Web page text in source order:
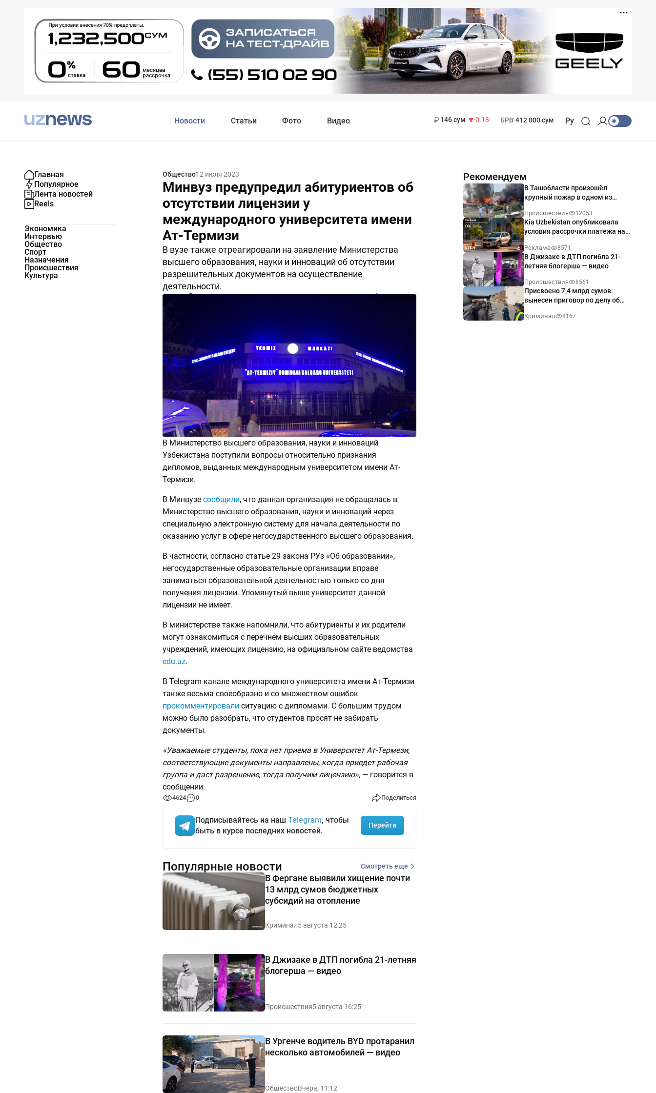
Новости Статьи Фото Видео
146 сум
-0.18
БРВ 412 000 сум Ру
Главная
Популярное
Лента новостей
Reels
Экономика
Интервью
Общество
Спорт
Назначения
Происшествия
Культура
Общество12 июля 2023
Минвуз предупредил абитуриентов об
отсутствии лицензии у
международного университета имени
Ат-Термизи
В вузе также отреагировали на заявление Министерства
высшего образования, науки и инноваций об отсутствии
разрешительных документов на осуществление
деятельности.
Поделиться
В Министерство высшего образования, науки и инноваций
Узбекистана поступили вопросы относительно признания
дипломов, выданных международным университетом имени Ат-
Термизи.
В Минвузе сообщили, что данная организация не обращалась в
Министерство высшего образования, науки и инноваций через
специальную электронную систему для начала деятельности по
оказанию услуг в сфере негосударственного высшего образования.
В частности, согласно статье 29 закона РУз «Об образовании»,
негосударственные образовательные организации вправе
заниматься образовательной деятельностью только со дня
получения лицензии. Упомянутый выше университет данной
лицензии не имеет.
В министерстве также напомнили, что абитуриенты и их родители
могут ознакомиться с перечнем высших образовательных
учреждений, имеющих лицензию, на официальном сайте ведомства
edu.uz.
В Telegram-канале международного университета имени Ат-Термизи
также весьма своеобразно и со множеством ошибок
прокомментировали ситуацию с дипломами. С большим трудом
можно было разобрать, что студентов просят не забирать
документы.
«Уважаемые студенты, пока нет приема в Университет Ат-Термези,
соответствующие документы направлены, когда приедет рабочая
группа и даст разрешение, тогда получим лицензию», — говорится в
сообщении.
4624 0 Поделиться
Подписывайтесь на наш Telegram, чтобы
быть в курсе последних новостей.
Перейти
Рекомендуем
В Ташобласти произошёл
крупный пожар в одном из
Происшествия 12053
Kia Uzbekistan опубликовала
условия рассрочки платежа на
годовых
Реклама 8571
В Джизаке в ДТП погибла 21-
летняя блогерша — видео
Происшествия 8561
Присвоено 7,4 млрд сумов:
вынесен приговор по делу об
Ташкенте
Криминал 8167
Популярные новости Смотреть еще
В Фергане выявили хищение почти
13 млрд сумов бюджетных
субсидий на отопление
Криминал5 августа 12:25
В Джизаке в ДТП погибла 21-летняя
блогерша — видео
Происшествия5 августа 16:25
В Ургенче водитель BYD протаранил
несколько автомобилей — видео
ОбществоВчера, 11:12